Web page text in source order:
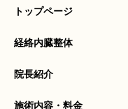
トップページ
経絡内臓整体
院長紹介
施術内容・料金